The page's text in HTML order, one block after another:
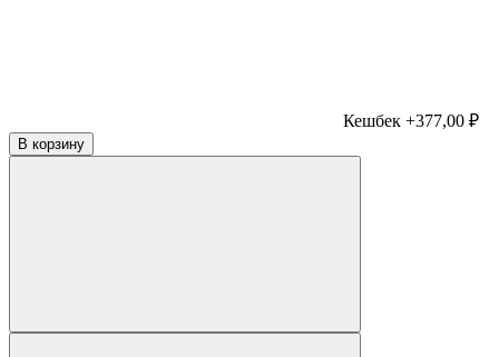
Кешбек +377,00 ₽
В корзину